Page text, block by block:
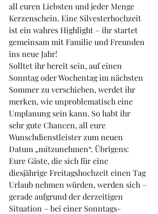
all euren Liebsten und jeder Menge
Kerzenschein. Eine Silvesterhochzeit
ist ein wahres Highlight – ihr startet
gemeinsam mit Familie und Freunden
ins neue Jahr!
Solltet ihr bereit sein, auf einen
Sonntag oder Wochentag im nächsten
Sommer zu verschieben, werdet ihr
merken, wie unproblematisch eine
Umplanung sein kann. So habt ihr
sehr gute Chancen, all eure
Wunschdienstleister zum neuen
Datum „mitzunehmen“. Übrigens:
Eure Gäste, die sich für eine
diesjährige Freitagshochzeit einen Tag
Urlaub nehmen würden, werden sich –
gerade aufgrund der derzeitigen
Situation – bei einer Sonntags-